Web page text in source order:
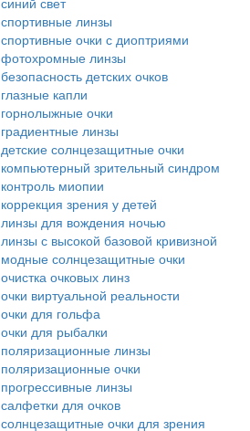
спортивные линзы
спортивные очки с диоптриями
фотохромные линзы
безопасность детских очков
глазные капли
горнолыжные очки
градиентные линзы
детские солнцезащитные очки
компьютерный зрительный синдром
контроль миопии
коррекция зрения у детей
линзы для вождения ночью
линзы с высокой базовой кривизной
модные солнцезащитные очки
очистка очковых линз
очки виртуальной реальности
очки для гольфа
очки для рыбалки
поляризационные линзы
поляризационные очки
прогрессивные линзы
салфетки для очков
солнцезащитные очки для зрения